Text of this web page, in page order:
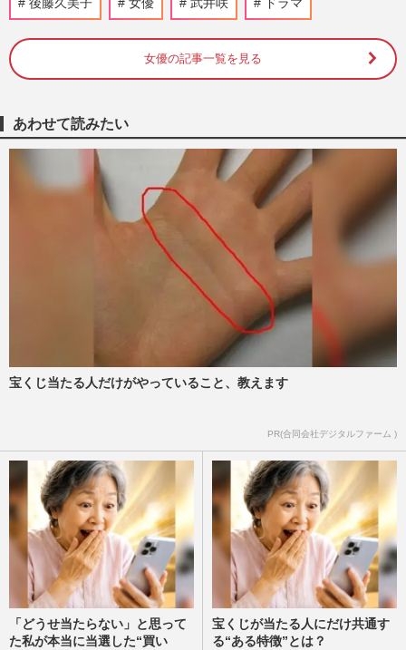
誘致に仙台が奔走…署名100万筆提出を狙
週刊女性PRIME 2026/2/26
超貴重ツーショット公開で「凄い交友関
係」抜群の美貌に驚愕の嵐
週刊女性PRIME
武井咲が松本清張作品『顔』で後藤久美子
とW主演、3年ぶりのドラマで「徹底した
役作り」に夫EXILE・TAKAHIR…
週刊女性2024年1月9日号 2024/1/3
篠原涼子・宮沢りえ・後藤久美子・深津絵
里 女性が「うらやましい」と思う“50歳
女優”の生きざまランキン…
週刊女性2023年9月26日号
退社相次ぐ『オスカー』の歴史、テレビと
会”
週刊女性2021年3月16日号
女優の記事一覧を見る
あわせて読みたい
宝くじ当たる人だけがやっていること、教えます
PR(合同会社デジタルファーム )
「どうせ当たらない」と思って
た私が本当に当選した“買い
宝くじが当たる人にだけ共通す
る“ある特徴”とは？